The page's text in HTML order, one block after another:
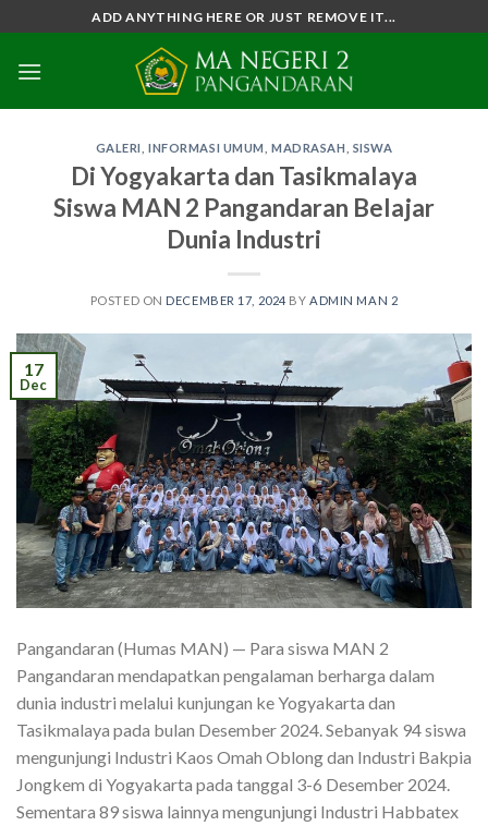
to
content
ADD ANYTHING HERE OR JUST REMOVE IT...
GALERI ,INFORMASI UMUM ,MADRASAH SISWA
Di Yogyakarta dan Tasikmalaya
Siswa MAN 2 Pangandaran Belajar
Dunia Industri
POSTED ON DECEMBER 17, 2024 BY ADMIN MAN 2
17
Dec
Pangandaran (Humas MAN) — Para siswa MAN 2
Pangandaran mendapatkan pengalaman berharga dalam
dunia industri melalui kunjungan ke Yogyakarta dan
Tasikmalaya pada bulan Desember 2024. Sebanyak 94 siswa
mengunjungi Industri Kaos Omah Oblong dan Industri Bakpia
Jongkem di Yogyakarta pada tanggal 3-6 Desember 2024.
Sementara 89 siswa lainnya mengunjungi Industri Habbatex